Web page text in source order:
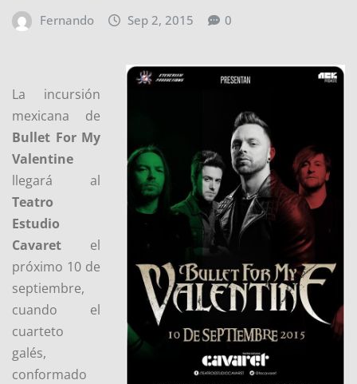
Fernando Sep 2, 2015 0
La incursión
mexicana de
Bullet For My
Valentine
llegará al
Teatro
Estudio
Cavaret el
próximo 10 de
septiembre,
cuando el
cuarteto
galés,
conformado